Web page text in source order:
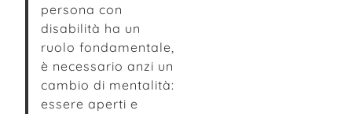
persona con
disabilità ha un
ruolo fondamentale,
è necessario anzi un
cambio di mentalità:
essere aperti e